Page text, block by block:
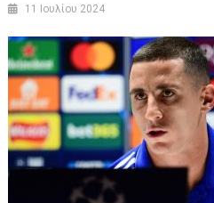
11 Ιουλίου 2024